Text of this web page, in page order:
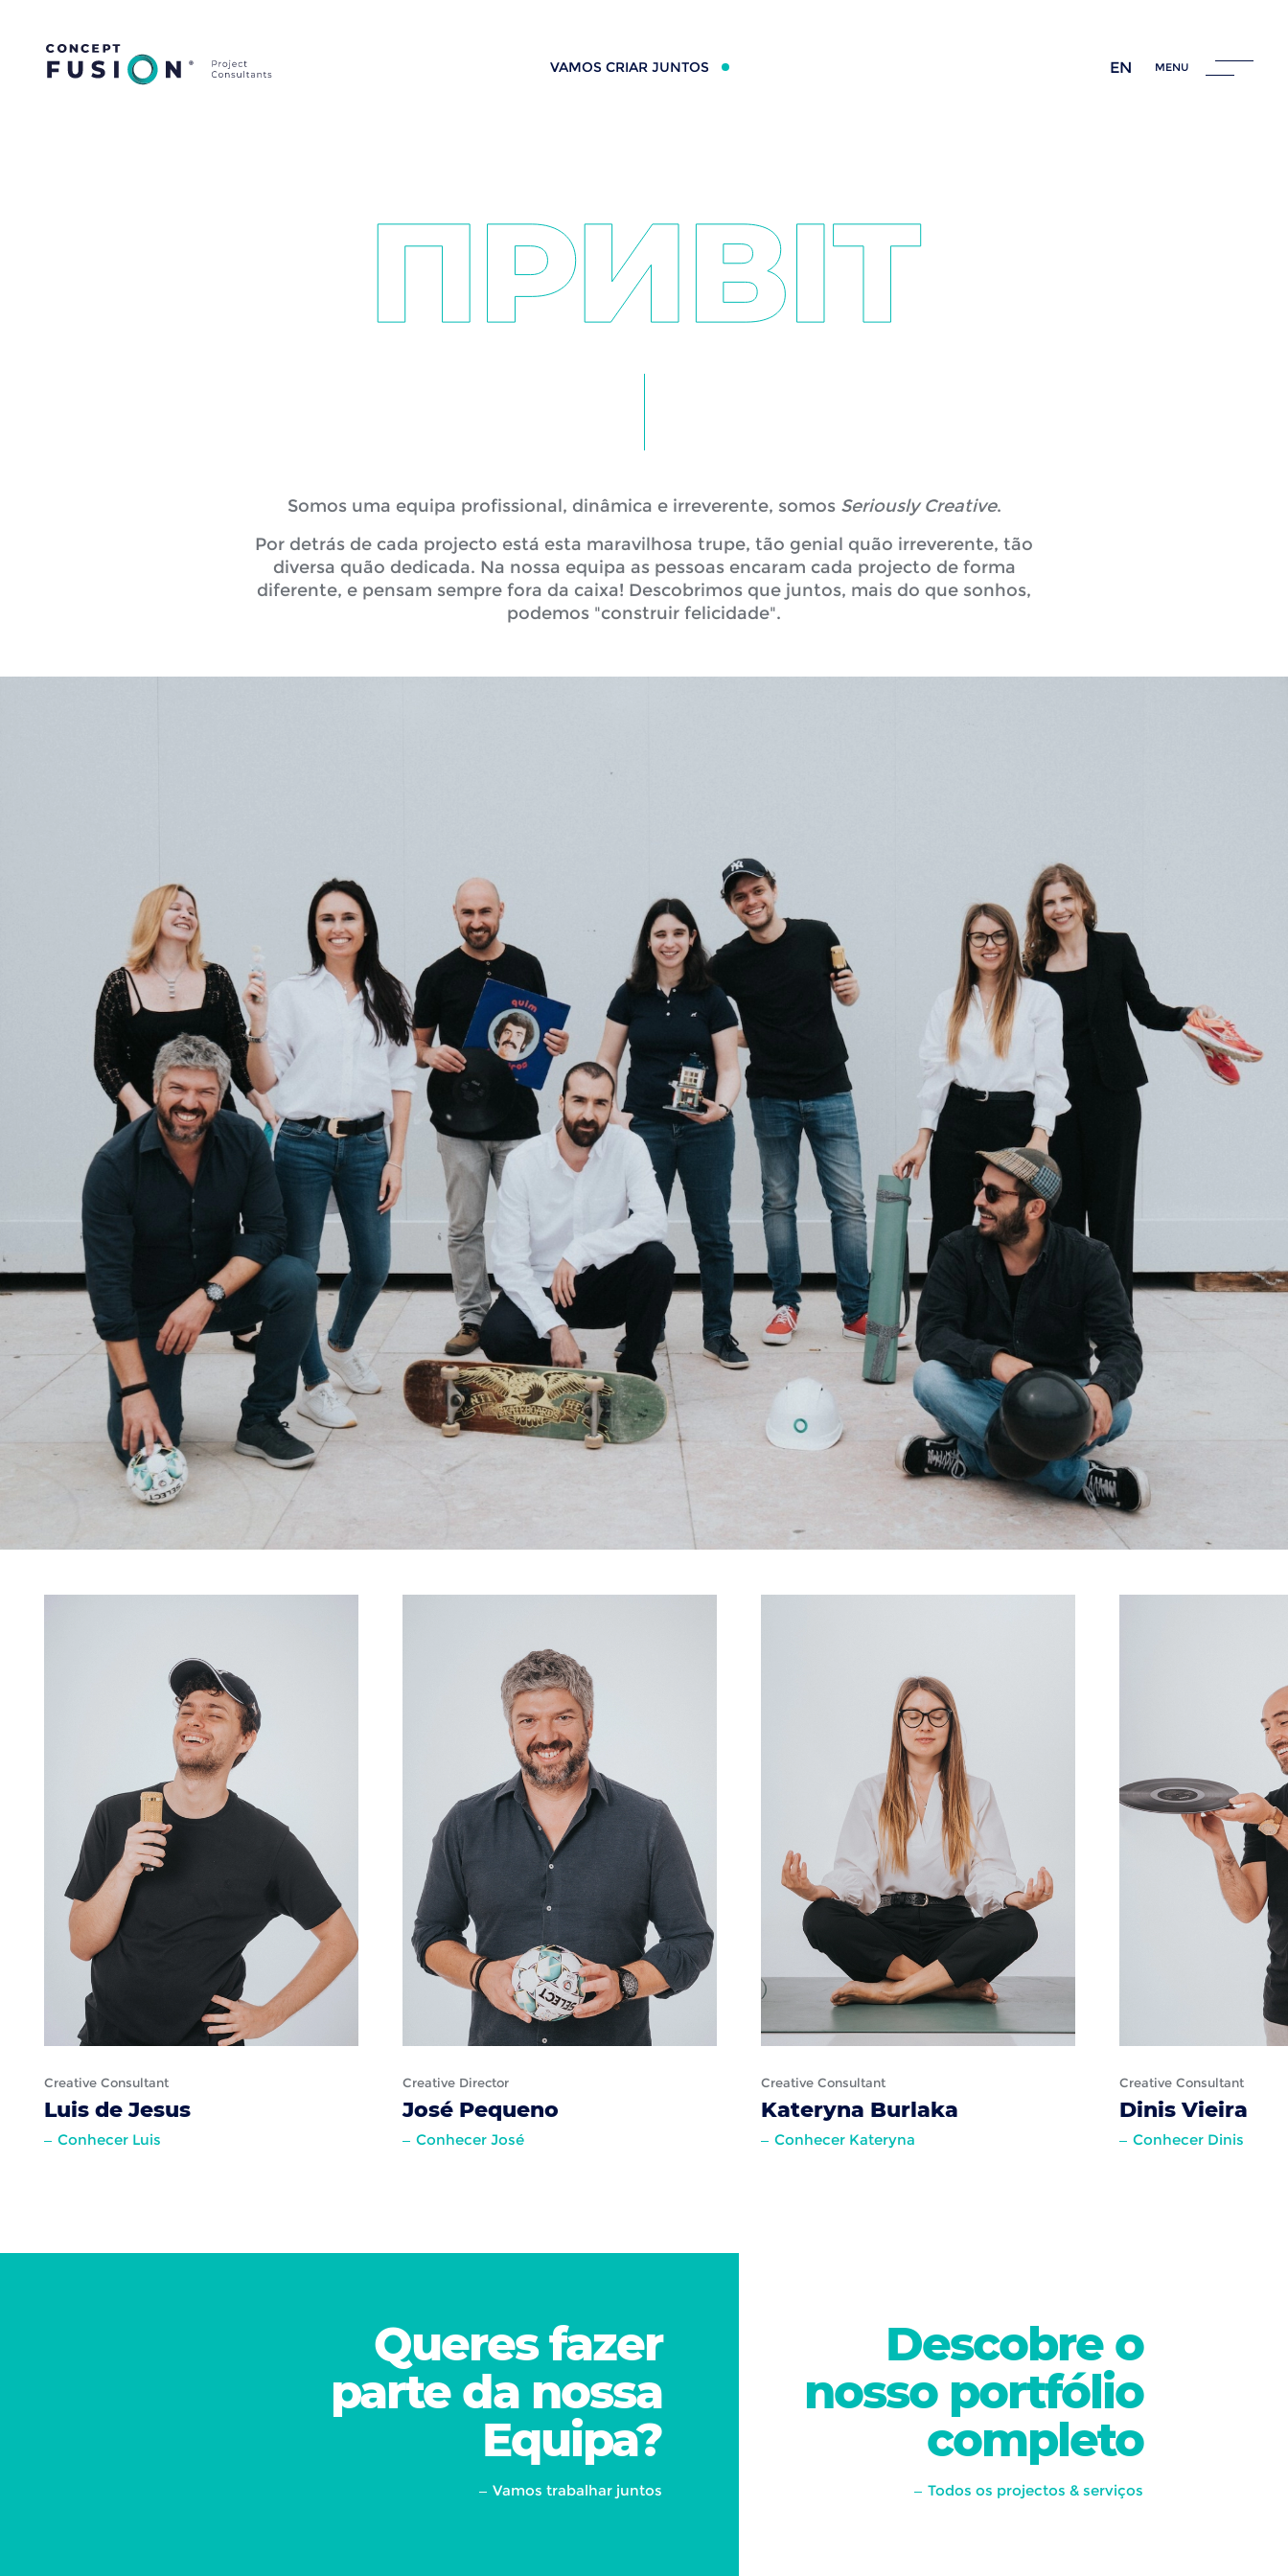
VAMOS CRIAR JUNTOS EN MENU
Somos uma equipa profissional, dinâmica e irreverente, somos Seriously Creative.
Por detrás de cada projecto está esta maravilhosa trupe, tão genial quão irreverente, tão
diversa quão dedicada. Na nossa equipa as pessoas encaram cada projecto de forma
diferente, e pensam sempre fora da caixa! Descobrimos que juntos, mais do que sonhos,
podemos "construir felicidade".
Creative Consultant
Luis de Jesus
Conhecer Luis
Creative Director
José Pequeno
Conhecer José
Creative Consultant
Kateryna Burlaka
Conhecer Kateryna
Creative Consultant
Dinis Vieira
Conhecer Dinis
Queres fazer
parte da nossa
Equipa?
Vamos trabalhar juntos
Descobreo
nossoportfólio
completo
Todos os projectos & serviços
01